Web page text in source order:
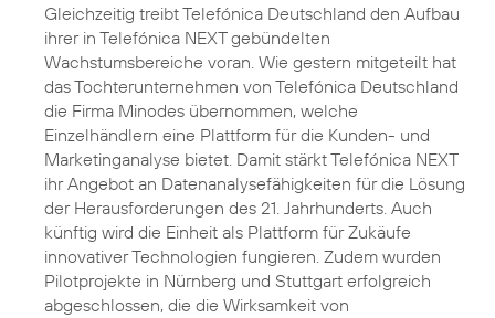
Gleichzeitig treibt Telefónica Deutschland den Aufbau
ihrer in Telefónica NEXT gebündelten
Wachstumsbereiche voran. Wie gestern mitgeteilt hat
das Tochterunternehmen von Telefónica Deutschland
die Firma Minodes übernommen, welche
Einzelhändlern eine Plattform für die Kunden- und
Marketinganalyse bietet. Damit stärkt Telefónica NEXT
ihr Angebot an Datenanalysefähigkeiten für die Lösung
der Herausforderungen des 21. Jahrhunderts. Auch
künftig wird die Einheit als Plattform für Zukäufe
innovativer Technologien fungieren. Zudem wurden
Pilotprojekte in Nürnberg und Stuttgart erfolgreich
abgeschlossen, die die Wirksamkeit von